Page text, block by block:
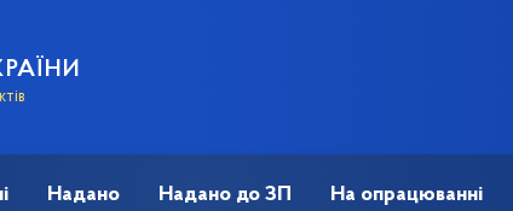
Надано Надано до ЗП На опрацюванні